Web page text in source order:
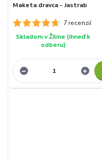
7 recenzií
Maketa dravca - Jastrab
Skladom v Žiline (ihneď k
odberu)